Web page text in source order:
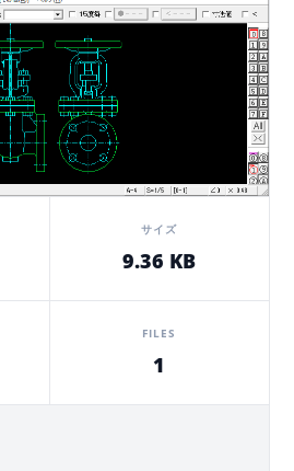
サイズ
9.36 KB
FILES
1